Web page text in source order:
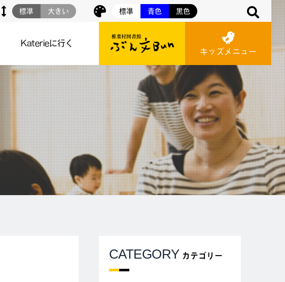
標準 青色 黒色
標準 大きい
Katerieに行く
キッズメニュー
CATEGORY カテゴリー